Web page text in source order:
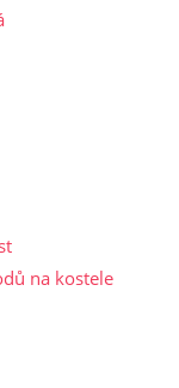
na kostele